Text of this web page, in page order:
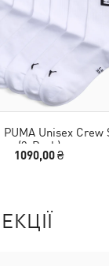
Unisex Crew
(3-Pack)
1090,00 ₴